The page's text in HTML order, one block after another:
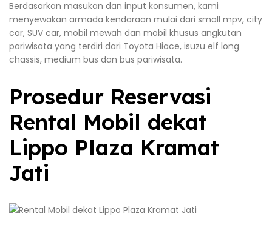
Berdasarkan masukan dan input konsumen, kami
menyewakan armada kendaraan mulai dari small mpv, city
car, SUV car, mobil mewah dan mobil khusus angkutan
pariwisata yang terdiri dari Toyota Hiace, isuzu elf long
chassis, medium bus dan bus pariwisata.
Prosedur Reservasi
Rental Mobil dekat
Lippo Plaza Kramat
Jati